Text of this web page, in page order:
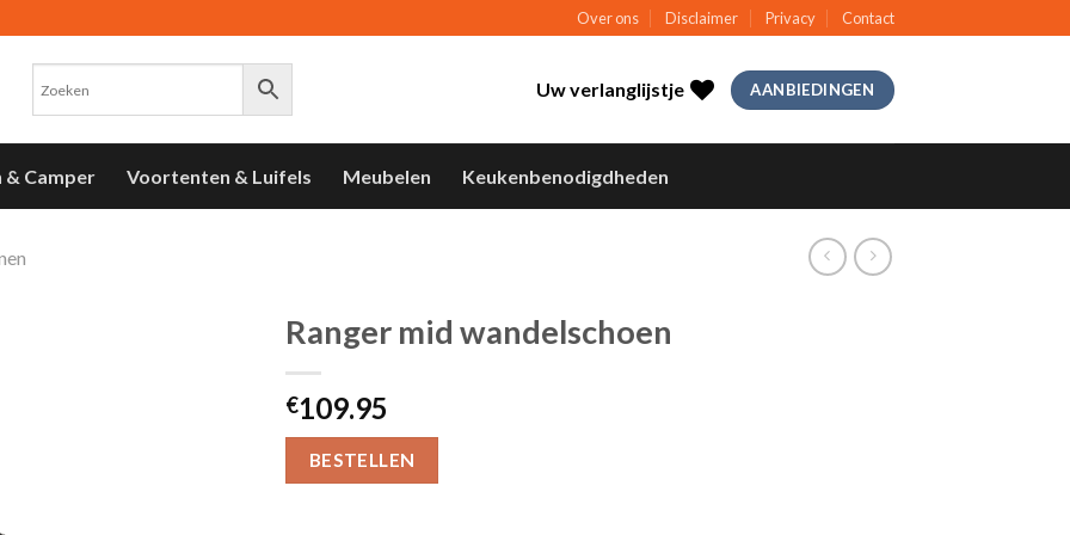
Over ons Disclaimer Privacy Contact
Uw verlanglijstje AANBIEDINGEN
& Camper Voortenten & Luifels Meubelen Keukenbenodigdheden
Ranger mid wandelschoen
€109.95
BESTELLEN